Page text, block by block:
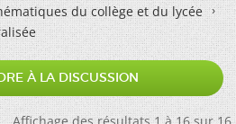
du collège et du lycée
À LA DISCUSSION